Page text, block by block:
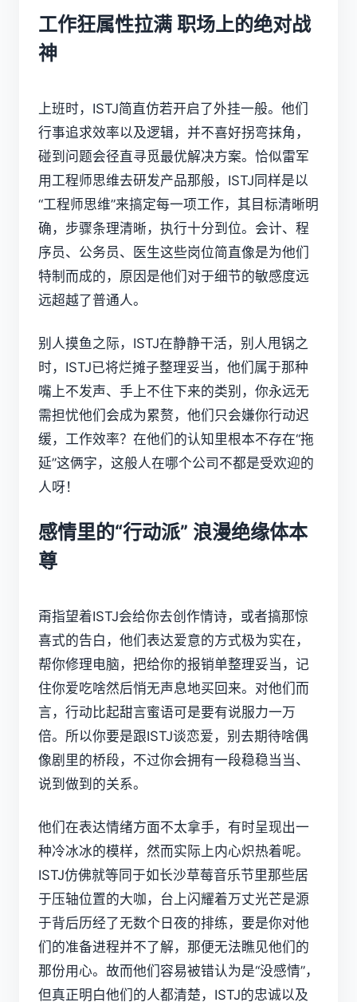
工作狂属性拉满 职场上的绝对战
神
上班时，ISTJ简直仿若开启了外挂一般。他们
行事追求效率以及逻辑，并不喜好拐弯抹角，
碰到问题会径直寻觅最优解决方案。恰似雷军
用工程师思维去研发产品那般，ISTJ同样是以
“工程师思维”来搞定每一项工作，其目标清晰明
确，步骤条理清晰，执行十分到位。会计、程
序员、公务员、医生这些岗位简直像是为他们
特制而成的，原因是他们对于细节的敏感度远
远超越了普通人。
别人摸鱼之际，ISTJ在静静干活，别人甩锅之
时，ISTJ已将烂摊子整理妥当，他们属于那种
嘴上不发声、手上不住下来的类别，你永远无
需担忧他们会成为累赘，他们只会嫌你行动迟
缓，工作效率？在他们的认知里根本不存在“拖
延”这俩字，这般人在哪个公司不都是受欢迎的
人呀！
感情里的“行动派” 浪漫绝缘体本
尊
甭指望着ISTJ会给你去创作情诗，或者搞那惊
喜式的告白，他们表达爱意的方式极为实在，
帮你修理电脑，把给你的报销单整理妥当，记
住你爱吃啥然后悄无声息地买回来。对他们而
言，行动比起甜言蜜语可是要有说服力一万
倍。所以你要是跟ISTJ谈恋爱，别去期待啥偶
像剧里的桥段，不过你会拥有一段稳稳当当、
说到做到的关系。
他们在表达情绪方面不太拿手，有时呈现出一
种冷冰冰的模样，然而实际上内心炽热着呢。
ISTJ仿佛就等同于如长沙草莓音乐节里那些居
于压轴位置的大咖，台上闪耀着万丈光芒是源
于背后历经了无数个日夜的排练，要是你对他
们的准备进程并不了解，那便无法瞧见他们的
那份用心。故而他们容易被错认为是“没感情”，
但真正明白他们的人都清楚，ISTJ的忠诚以及